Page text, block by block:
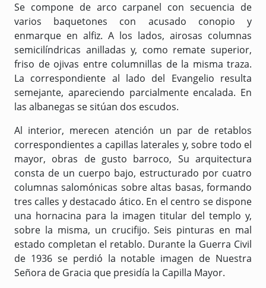
Se compone de arco carpanel con secuencia de
varios baquetones con acusado conopio y
enmarque en alfiz. A los lados, airosas columnas
semicilíndricas anilladas y, como remate superior,
friso de ojivas entre columnillas de la misma traza.
La correspondiente al lado del Evangelio resulta
semejante, apareciendo parcialmente encalada. En
las albanegas se sitúan dos escudos.
Al interior, merecen atención un par de retablos
correspondientes a capillas laterales y, sobre todo el
mayor, obras de gusto barroco, Su arquitectura
consta de un cuerpo bajo, estructurado por cuatro
columnas salomónicas sobre altas basas, formando
tres calles y destacado ático. En el centro se dispone
una hornacina para la imagen titular del templo y,
sobre la misma, un crucifijo. Seis pinturas en mal
estado completan el retablo. Durante la Guerra Civil
de 1936 se perdió la notable imagen de Nuestra
Señora de Gracia que presidía la Capilla Mayor.